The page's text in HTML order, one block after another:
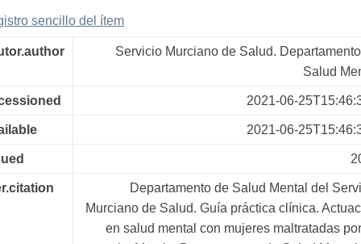
sencillo del ítem
Servicio Murciano de Salud.
Salud
2021-06-
2021-06-
Departamento de Salud Mental del
Murciano de Salud. Guía práctica clínica.
en salud mental con mujeres maltratadas